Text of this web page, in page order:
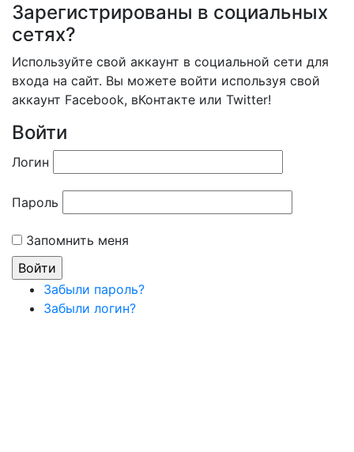
Зарегистрированы в социальных
сетях?
Используйте свой аккаунт в социальной сети для
входа на сайт. Вы можете войти используя свой
аккаунт Facebook, вКонтакте или Twitter!
Войти
Логин
Пароль
Запомнить меня
Забыли пароль?
Забыли логин?